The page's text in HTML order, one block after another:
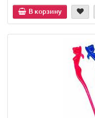
В корзину